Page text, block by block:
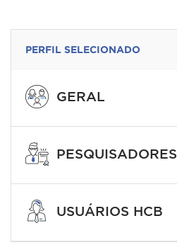
PERFIL SELECIONADO
GERAL
PESQUISADORES
USUÁRIOS HCB